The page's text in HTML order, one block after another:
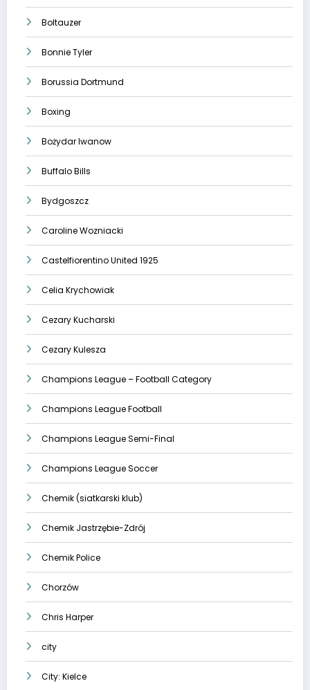
Boltauzer
Bonnie Tyler
Borussia Dortmund
Boxing
Bożydar Iwanow
Buffalo Bills
Bydgoszcz
Caroline Wozniacki
Castelfiorentino United 1925
Celia Krychowiak
Cezary Kucharski
Cezary Kulesza
Champions League – Football Category
Champions League Football
Champions League Semi-Final
Champions League Soccer
Chemik (siatkarski klub)
Chemik Jastrzębie-Zdrój
Chemik Police
Chorzów
Chris Harper
city
City: Kielce